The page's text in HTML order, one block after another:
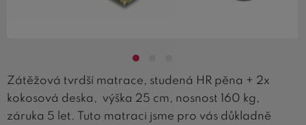
Zátěžová tvrdší matrace, studená HR pěna + 2x
kokosová deska, výška 25 cm, nosnost 160 kg,
záruka 5 let. Tuto matraci jsme pro vás důkladně